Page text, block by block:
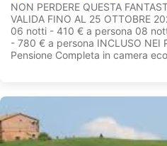
NON PERDERE QUESTA
VALIDA FINO AL 25 OTTOBRE
06 notti - 410 € a persona 08
- 780 € a persona INCLUSO NEI
Pensione Completa in camera